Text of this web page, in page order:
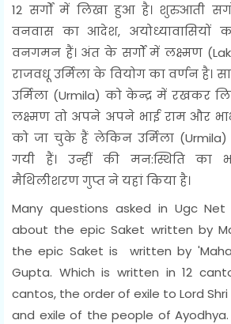
12 सर्गों में लिखा हुआ है। शुरुआती
वनवास का आदेश,
वनगमन हैं। अंत के सर्गों में लक्ष्मण
राजवधू उर्मिला के वियोग का वर्णन है।
उर्मिला (Urmila) को केन्द्र में रखकर
लक्ष्मण तो अपने अपने भाई राम और
को जा चुके हैं लेकिन उर्मिला
गयी हैं। उन्हीं की मन:स्थिति का
मैथिलीशरण गुप्त ने यहां किया है।
Many questions asked in Ugc Net
about the epic Saket written by
the epic Saket is written by
Gupta. Which is written in 12
cantos, the order of exile to Lord
and exile of the people of